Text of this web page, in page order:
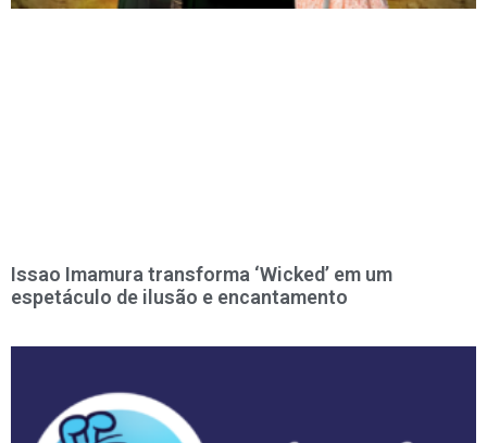
Issao Imamura transforma ‘Wicked’ em um
espetáculo de ilusão e encantamento